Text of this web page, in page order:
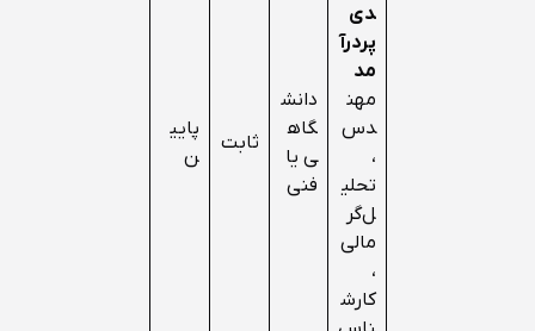
دی
پردرآ
مد
مهن
دس
،
تحلی
ل‌گر
مالی
،
کارش
دانش
گاه
ی یا
فنی
ثابت
پایی
ن